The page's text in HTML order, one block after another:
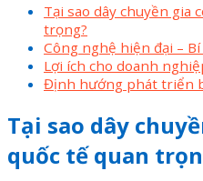
Tại sao dây chuyền gia
trọng?
Công nghệ hiện đại –
Lợi ích cho doanh
Định hướng phát triển
Tại sao dây
quốc tế quan